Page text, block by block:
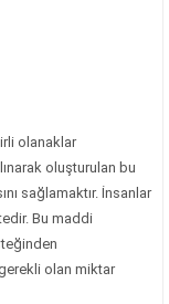
olanaklar
oluşturulan bu
sağlamaktır. İnsanlar
Bu maddi
olan miktar